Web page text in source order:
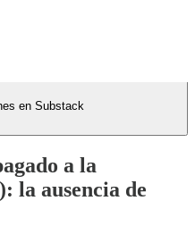
en Substack
a la
ausencia de